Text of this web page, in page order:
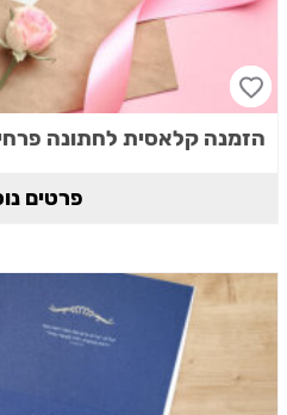
הזמנה קלאסית לחתונה פרחים
פרטים